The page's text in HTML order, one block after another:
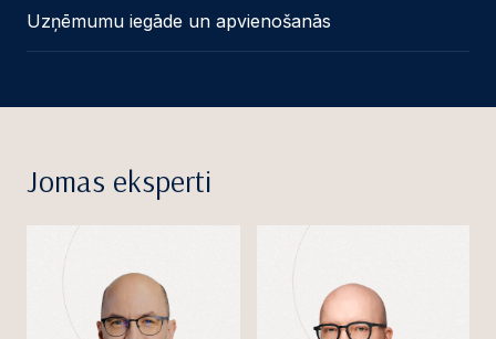
Uzņēmumu iegāde un apvienošanās
Jomas eksperti